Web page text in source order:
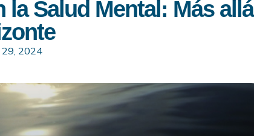
la Salud Mental: Más allá
2024